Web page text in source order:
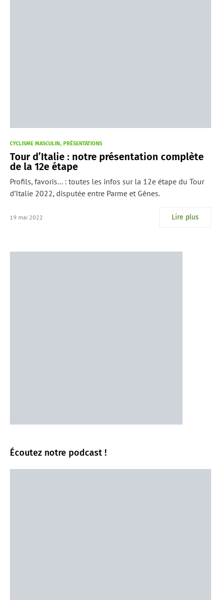
CYCLISME MASCULIN PRÉSENTATIONS
Tour d’Italie : notre présentation complète
de la 12e étape
Profils, favoris… : toutes les infos sur la 12e étape du Tour
d’Italie 2022, disputée entre Parme et Gênes.
19 mai 2022 Lire plus
Écoutez notre podcast !